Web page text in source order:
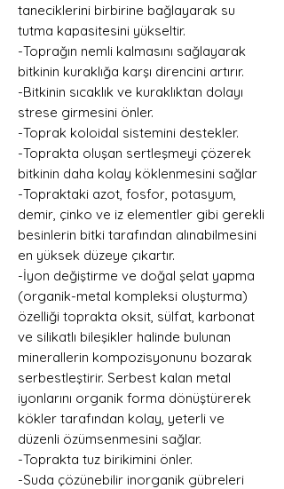
taneciklerini birbirine bağlayarak su
tutma kapasitesini yükseltir.
-Toprağın nemli kalmasını sağlayarak
bitkinin kuraklığa karşı direncini artırır.
-Bitkinin sıcaklık ve kuraklıktan dolayı
strese girmesini önler.
-Toprak koloidal sistemini destekler.
-Toprakta oluşan sertleşmeyi çözerek
bitkinin daha kolay köklenmesini sağlar
-Topraktaki azot, fosfor, potasyum,
demir, çinko ve iz elementler gibi gerekli
besinlerin bitki tarafından alınabilmesini
en yüksek düzeye çıkartır.
-İyon değiştirme ve doğal şelat yapma
(organik-metal kompleksi oluşturma)
özelliği toprakta oksit, sülfat, karbonat
ve silikatlı bileşikler halinde bulunan
minerallerin kompozisyonunu bozarak
serbestleştirir. Serbest kalan metal
iyonlarını organik forma dönüştürerek
kökler tarafından kolay, yeterli ve
düzenli özümsenmesini sağlar.
-Toprakta tuz birikimini önler.
-Suda çözünebilir inorganik gübreleri